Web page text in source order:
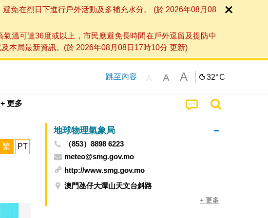
免在烈日下進行戶外活動及多補充水分。 (於 2026年08月08
溫可達36度或以上，市民應避免長時間在戶外逗留及提防中
本局最新資訊。(於 2026年08月08日17時10分 更新)
跳至內容 A A A 32°C
+ 更多
繁 PT
地球物理氣象局
（853）8898 6223
meteo@smg.gov.mo
http://www.smg.gov.mo
澳門氹仔大潭山天文台斜路
+ 更多